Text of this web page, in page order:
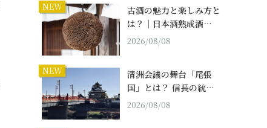
NEW
古酒の魅力と楽しみ方と
は？｜日本酒熟成酒…
2026/08/08
NEW
清洲会議の舞台「尾張
国」とは？ 信長の統…
2026/08/08